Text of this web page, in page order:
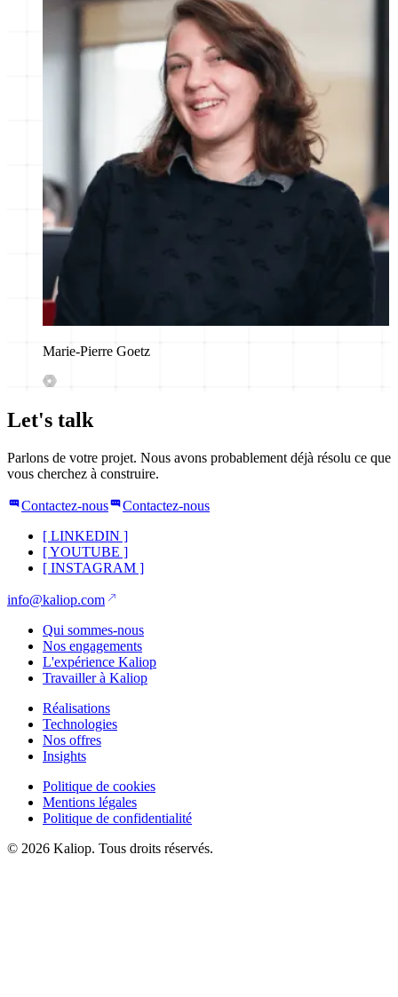
Marie-Pierre Goetz
Let's talk
Parlons de votre projet. Nous avons probablement déjà résolu ce que
vous cherchez à construire.
Contactez-nous
Contactez-nous
[ LINKEDIN ]
[YOUTUBE ]
[ INSTAGRAM ]
info@kaliop.com
Qui sommes-nous
Nos engagements
L'expérience Kaliop
Travailler à Kaliop
Réalisations
Technologies
Nos offres
Insights
Politique de cookies
Mentions légales
Politique de confidentialité
© 2026 Kaliop. Tous droits réservés.